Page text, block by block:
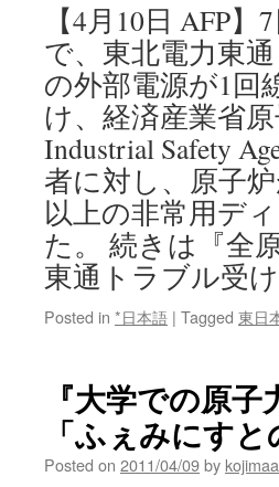
【4月10日 AFP
で、東北電力東
の外部電源が1回
け、経済産業省
Industrial Safety
者に対し、原子
以上の非常用デ
た。 続きは『全
東通トラブル受け
Posted in *日本語 | Tagged 東日
『大学での原
「ふぇみにす
Posted on 2011/04/09by